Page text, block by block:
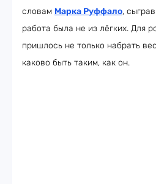
словам Марка Руффало,
работа была не из лёгких. Для
пришлось не только набрать
каково быть таким, как он.